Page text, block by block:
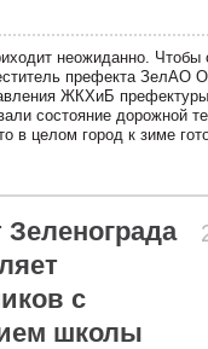
неожиданно. Чтобы
префекта ЗелАО
ЖКХиБ
состояние дорожной
в целом город к зиме
с
школы